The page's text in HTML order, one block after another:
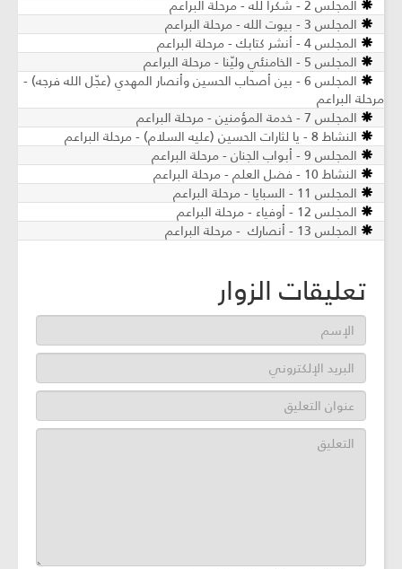
المجلس 2 - شكراً لله - مرحلة البراعم
المجلس 3 - بيوت الله - مرحلة البراعم
المجلس 4 - أنشر كتابك - مرحلة البراعم
المجلس 5 - الخامنئي وليّنا - مرحلة البراعم
المجلس 6 - بين أصحاب الحسين وأنصار المهدي (عجّل الله فرجه) -
مرحلة البراعم
المجلس 7 - خدمة المؤمنين - مرحلة البراعم
النشاط 8 - يا لثارات الحسين (عليه السلام) - مرحلة البراعم
المجلس 9 - أبواب الجنان - مرحلة البراعم
النشاط 10 - فضل العلم - مرحلة البراعم
المجلس 11 - السبايا - مرحلة البراعم
المجلس 12 - أوفياء - مرحلة البراعم
المجلس 13 - أنصارك - مرحلة البراعم
تعليقات الزوار